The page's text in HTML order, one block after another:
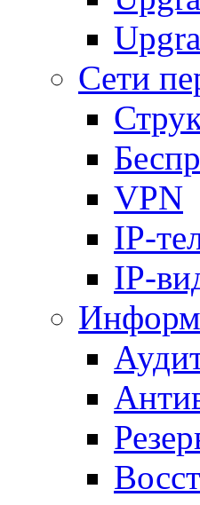
Сети
VPN
IP-
IP-